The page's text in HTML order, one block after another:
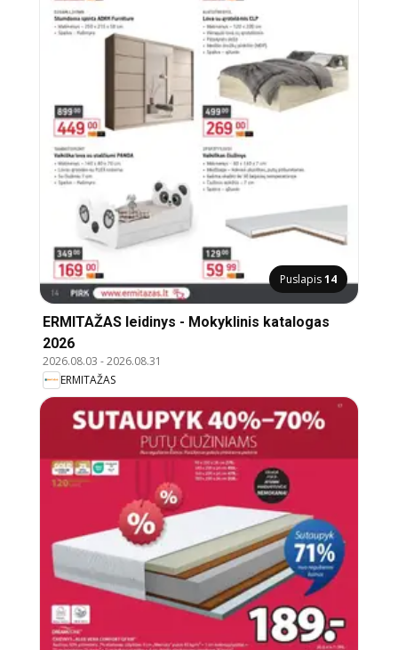
Puslapis14
ERMITAŽAS leidinys - Mokyklinis katalogas
2026
2026.08.03 -2026.08.31
ERMITAŽAS